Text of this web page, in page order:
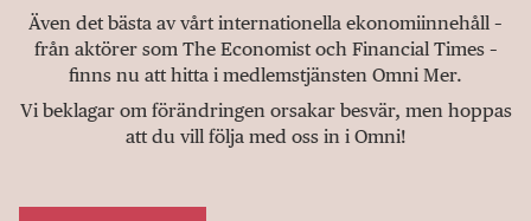
Även det bästa av vårt internationella ekonomiinnehåll –
från aktörer som The Economist och Financial Times –
finns nu att hitta i medlemstjänsten Omni Mer.
Vi beklagar om förändringen orsakar besvär, men hoppas
att du vill följa med oss in i Omni!